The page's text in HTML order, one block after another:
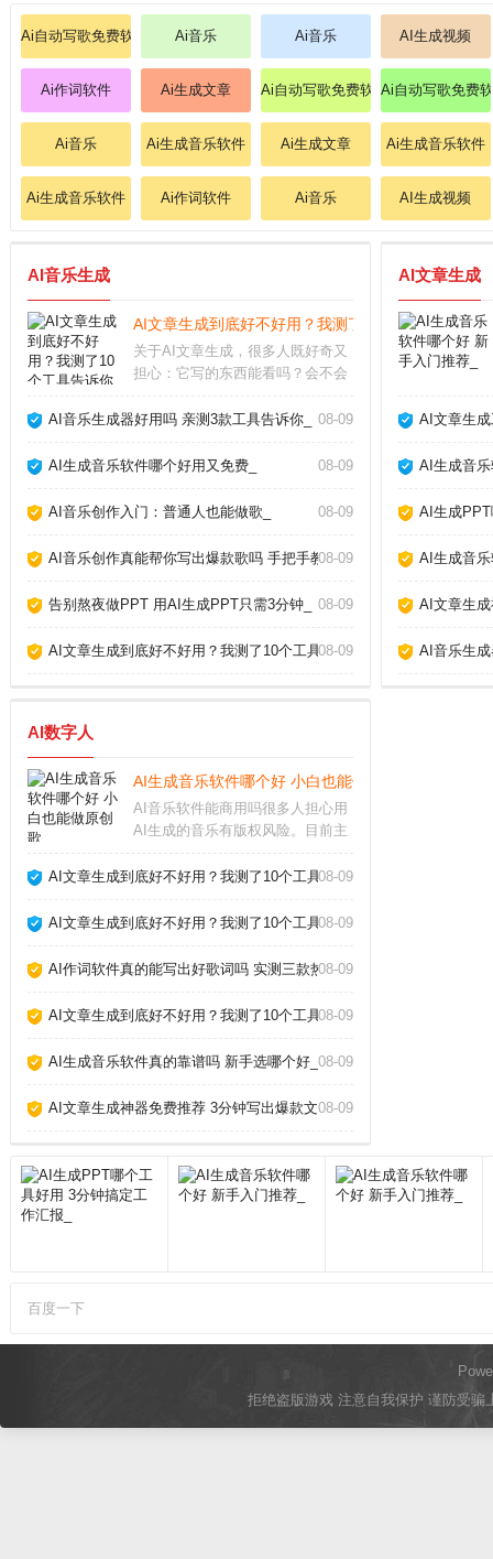
Ai自动写歌免费软件 Ai音乐 Ai音乐 AI生成视频
Ai作词软件 Ai生成文章 Ai自动写歌免费软件Ai自动写歌免费
Ai音乐 Ai生成音乐软件 Ai生成文章 Ai生成音乐软件
Ai生成音乐软件 Ai作词软件 Ai音乐 AI生成视频
AI音乐生成
AI文章生成到底好不好用？我测了10个工具告诉你真
关于AI文章生成，很多人既好奇又
担心：它写的东西能看吗？会不会
使用，我实测了市面上主流工具，
能大幅提升写作效率。关键在于理
AI音乐生成器好用吗 亲测3款工具告诉你_ 08-09
AI生成音乐软件哪个好用又免费_ 08-09
AI音乐创作入门：普通人也能做歌_ 08-09
AI音乐创作真能帮你写出爆款歌吗 手把手教你玩转AI作歌_
08-09
告别熬夜做PPT 用AI生成PPT只需3分钟_ 08-09
AI文章生成到底好不好用？我测了10个工具告诉你真相_
08-09
AI文章生成
AI文章生
AI生成音
AI生成
AI生成音
AI文章生
AI音乐生
AI数字人
AI生成音乐软件哪个好 小白也能做原创歌_
AI音乐软件能商用吗很多人担心用
AI生成的音乐有版权风险。目前主
Udio，都允许付费用户将生成的音
能个人使用。不同平台的具体条款
AI文章生成到底好不好用？我测了10个工具告诉你真相_
08-09
AI文章生成到底好不好用？我测了10个工具告诉你真相_
08-09
AI作词软件真的能写出好歌词吗 实测三款热门工具告诉你答案_
08-09
AI文章生成到底好不好用？我测了10个工具告诉你真相_
08-09
AI生成音乐软件真的靠谱吗 新手选哪个好_ 08-09
AI文章生成神器免费推荐 3分钟写出爆款文章_
08-09
百度一下
拒绝盗版游戏 注意自我保护 谨防受